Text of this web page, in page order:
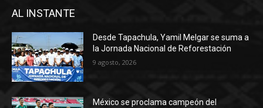
AL INSTANTE
Desde Tapachula, Yamil Melgar se suma a
la Jornada Nacional de Reforestación
9 agosto, 2026
México se proclama campeón del